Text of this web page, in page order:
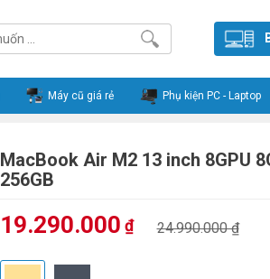
Máy cũ giá rẻ Phụ kiện PC - Laptop
MacBook Air M2 13 inch 8GPU
256GB
19.290.000 ₫ 24.990.000 ₫